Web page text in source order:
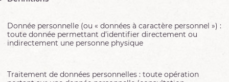
Donnée personnelle (ou « données à caractère personnel ») :
toute donnée permettant d’identifier directement ou
indirectement une personne physique
Traitement de données personnelles : toute opération